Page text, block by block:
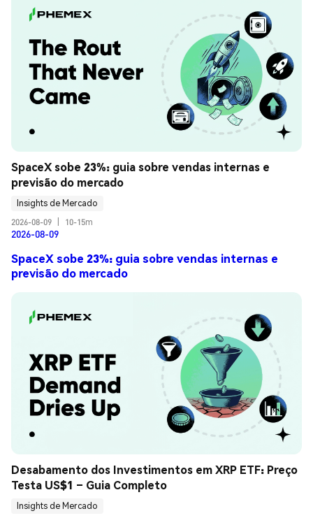
SpaceX sobe 23%: guia sobre vendas internas e
previsão do mercado
Insights de Mercado
2026-08-09
10-15m
2026-08-09
SpaceX sobe 23%: guia sobre vendas internas e
previsão do mercado
Desabamento dos Investimentos em XRP ETF: Preço
Testa US$1 – Guia Completo
Insights de Mercado